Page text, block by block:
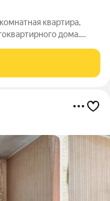
квартира,
дома.
квартиры: -